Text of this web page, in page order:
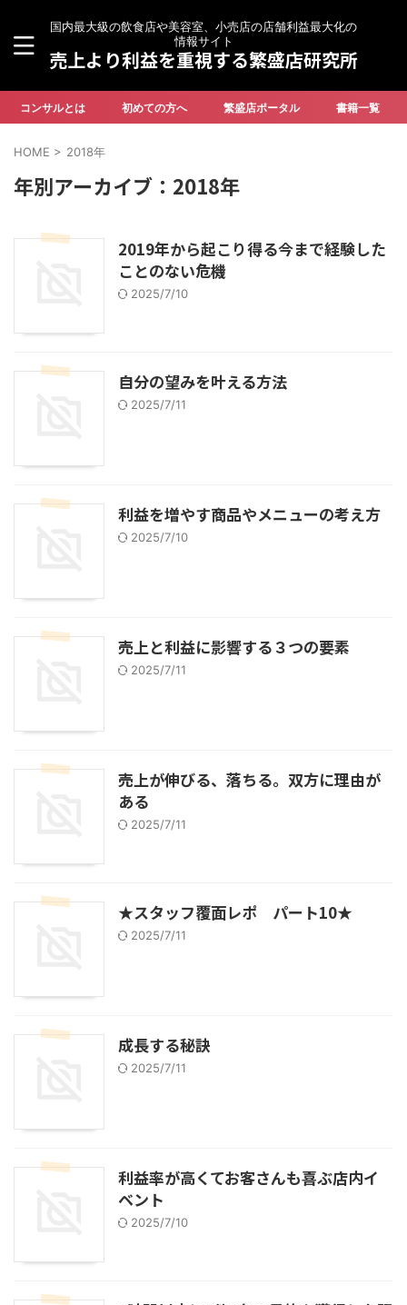
国内最大級の飲食店や美容室、小売店の店舗利益最大化の
情報サイト
売上より利益を重視する繁盛店研究所
コンサルとは 初めての方へ 繁盛店ポータル 書籍一覧
HOME > 2018年
年別アーカイブ：2018年
2019年から起こり得る今まで経験した
ことのない危機
2025/7/10
自分の望みを叶える方法
2025/7/11
利益を増やす商品やメニューの考え方
2025/7/10
売上と利益に影響する３つの要素
2025/7/11
売上が伸びる、落ちる。双方に理由が
ある
2025/7/11
★スタッフ覆面レポ パート10★
2025/7/11
成長する秘訣
2025/7/11
利益率が高くてお客さんも喜ぶ店内イ
ベント
2025/7/10